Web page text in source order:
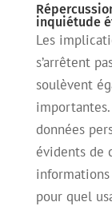
inquiétude
Les
s’arrêtent
soulèvent
importantes.
données
évidents de
pour quel